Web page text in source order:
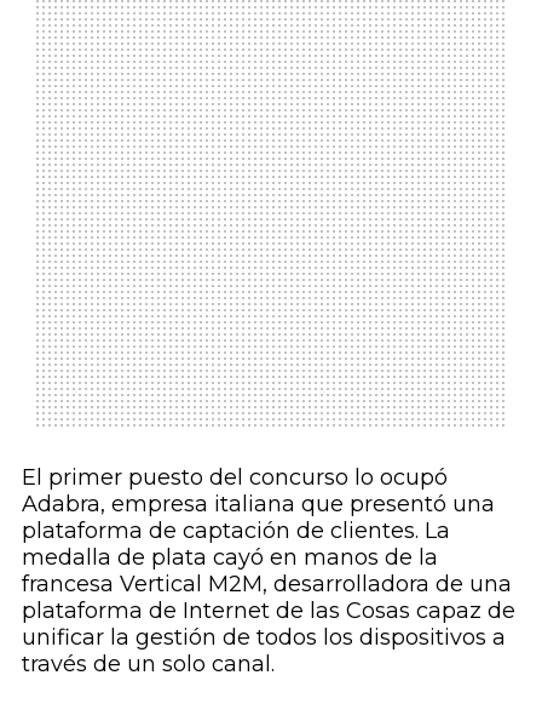
El primer puesto del concurso lo ocupó
Adabra, empresa italiana que presentó una
plataforma de captación de clientes. La
medalla de plata cayó en manos de la
francesa Vertical M2M, desarrolladora de una
plataforma de Internet de las Cosas capaz de
unificar la gestión de todos los dispositivos a
través de un solo canal.